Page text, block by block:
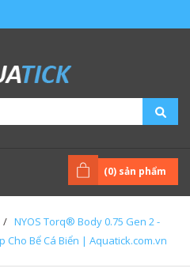
(0) sản phẩm
/ NYOS Torq® Body 0.75 Gen 2 -
Cho Bể Cá Biển | Aquatick.com.vn